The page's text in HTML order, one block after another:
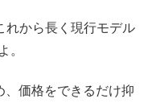
れから長く現行モデル
。
、価格をできるだけ抑